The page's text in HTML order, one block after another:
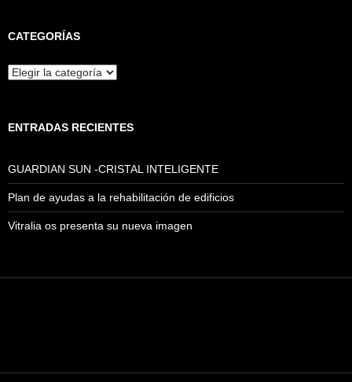
CATEGORÍAS
Categorías
ENTRADAS RECIENTES
GUARDIAN SUN -CRISTAL INTELIGENTE
Plan de ayudas a la rehabilitación de edificios
Vitralia os presenta su nueva imagen